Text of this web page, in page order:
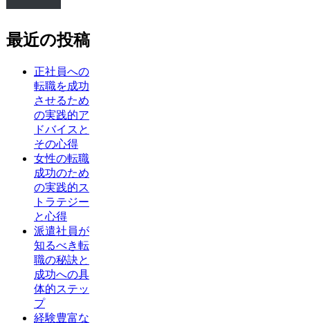
最近の投稿
正社員への
転職を成功
させるため
の実践的ア
ドバイスと
その心得
女性の転職
成功のため
の実践的ス
トラテジー
と心得
派遣社員が
知るべき転
職の秘訣と
成功への具
体的ステッ
プ
経験豊富な